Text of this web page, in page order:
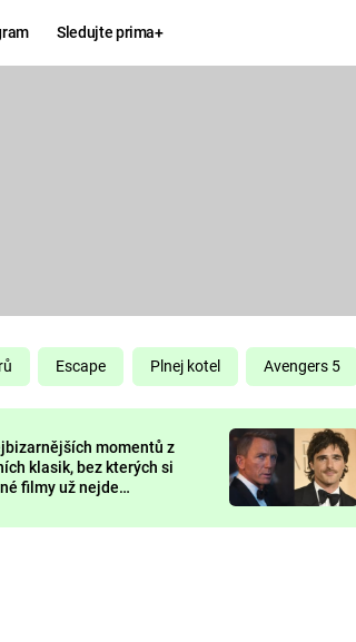
Sledujte prima+
KOMEDIE
CHUCK
NORRIS
DEADPOOL
Escape Plnej kotel Avengers 5
momentů z
klasik, bez kterých si
filmy už nejde